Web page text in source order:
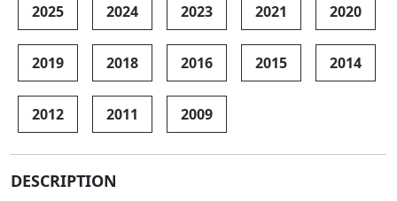
2025 2024 2023 2021 2020
2019 2018 2016 2015 2014
2012 2011 2009
DESCRIPTION